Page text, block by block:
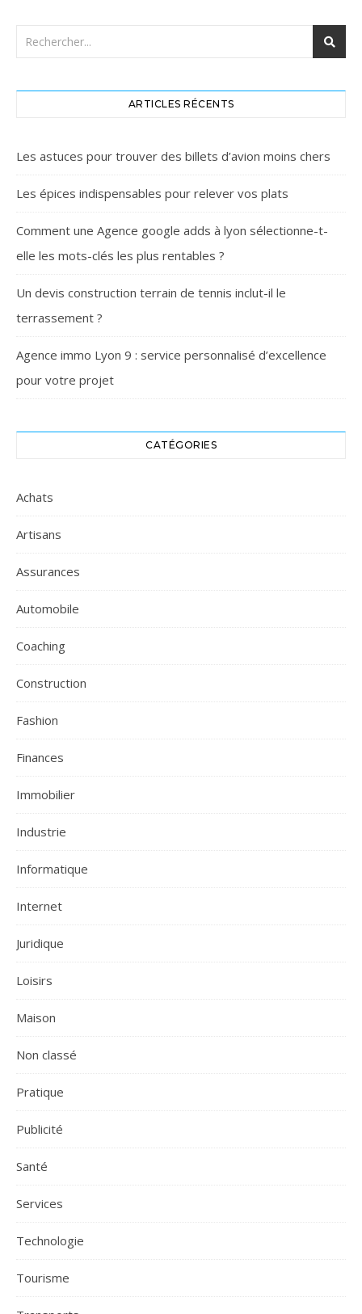
ARTICLES RÉCENTS
Les astuces pour trouver des billets d’avion moins chers
Les épices indispensables pour relever vos plats
Comment une Agence google adds à lyon sélectionne-t-
elle les mots-clés les plus rentables ?
Un devis construction terrain de tennis inclut-il le
terrassement ?
Agence immo Lyon 9 : service personnalisé d’excellence
pour votre projet
CATÉGORIES
Achats
Artisans
Assurances
Automobile
Coaching
Construction
Fashion
Finances
Immobilier
Industrie
Informatique
Internet
Juridique
Loisirs
Maison
Non classé
Pratique
Publicité
Santé
Services
Technologie
Tourisme